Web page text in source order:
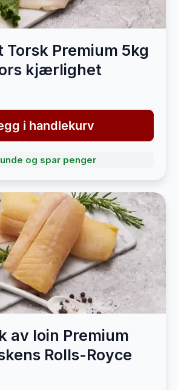
Premium 5kg
kjærlighet
i handlekurv
og spar penger
av loin Premium
Rolls-Royce